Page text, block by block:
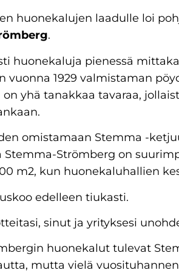
huonekalujen laadulle loi
.
huonekaluja pienessä
vuonna 1929 valmistaman
yhä tanakkaa tavaraa,
omistamaan Stemma -
Stemma-Strömberg on
m2, kun huonekaluhallien
edelleen tiukasti.
sinut ja yrityksesi
huonekalut tulevat
mutta vielä